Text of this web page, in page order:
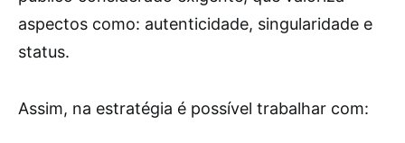
aspectos como: autenticidade, singularidade e
status.
Assim, na estratégia é possível trabalhar com: